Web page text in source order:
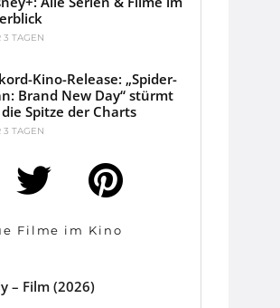
3 TAGEN
Kino-Release: „Spider-
Brand New Day“ stürmt
Spitze der Charts
3 TAGEN
Filme im Kino
– Film (2026)